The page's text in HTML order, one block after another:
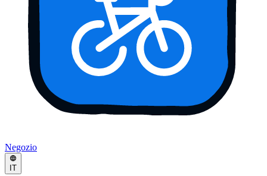
Negozio
IT